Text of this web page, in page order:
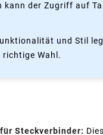
der Zugriff auf
und Stil
Wahl.
Steckverbinder: